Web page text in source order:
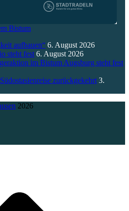
Bistum
aufbauen“ 6. August 2026
steht fest 6. August 2026
im Bistum Augsburg steht fest
zurückgekehrt 3.
2026